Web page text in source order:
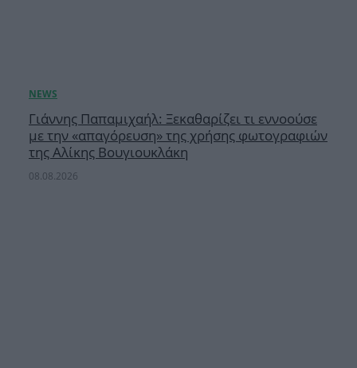
Γιάννης Παπαμιχαήλ: Ξεκαθαρίζει τι εννοούσε
με την «απαγόρευση» της χρήσης φωτογραφιών
της Αλίκης Βουγιουκλάκη
08.08.2026